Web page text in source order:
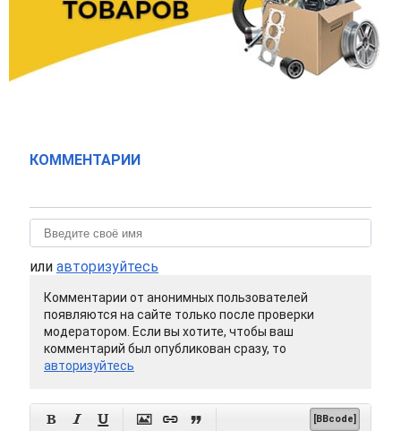
КОММЕНТАРИИ
или авторизуйтесь
Комментарии от анонимных пользователей
появляются на сайте только после проверки
модератором. Если вы хотите, чтобы ваш
комментарий был опубликован сразу, то
авторизуйтесь
      [BBcode]